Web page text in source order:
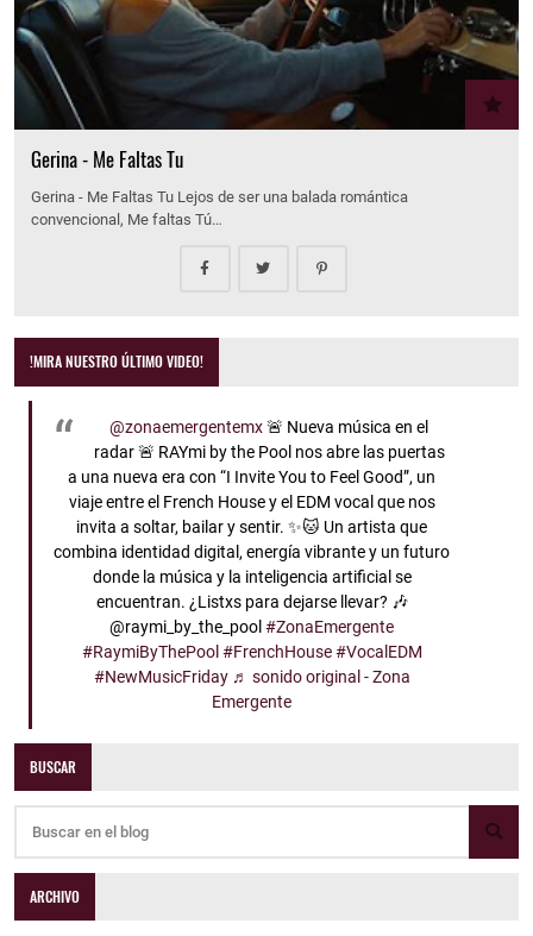
Gerina - Me Faltas Tu
Gerina - Me Faltas Tu Lejos de ser una balada romántica
convencional, Me faltas Tú…
!MIRA NUESTRO ÚLTIMO VIDEO!
@zonaemergentemx🚨 Nueva música en el
radar 🚨 RAYmi by the Pool nos abre las puertas
a una nueva era con “I Invite You to Feel Good”, un
viaje entre el French House y el EDM vocal que nos
invita a soltar, bailar y sentir. ✨🐱 Un artista que
combina identidad digital, energía vibrante y un futuro
donde la música y la inteligencia artificial se
encuentran. ¿Listxs para dejarse llevar? 🎶
@raymi_by_the_pool #ZonaEmergente
#RaymiByThePool #FrenchHouse #VocalEDM
#NewMusicFriday ♬ sonido original - Zona
Emergente
BUSCAR
ARCHIVO